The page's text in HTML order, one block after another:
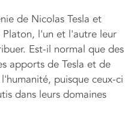
de Nicolas Tesla et
l'un et l'autre leur
Est-il normal que des
apports de Tesla et de
puisque ceux-ci
dans leurs domaines